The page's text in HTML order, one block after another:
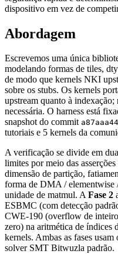
dispositivo em vez de
Abordagem
Escrevemos uma única
modelando formas de tiles,
de modo que kernels NKI
sobre os stubs. Os kernels
upstream quanto à
necessária. O harness está
snapshot do commit a87aaa44
tutoriais e 5 kernels da
A verificação se divide em
limites por meio das
dimensão de partição,
forma de DMA / elementwise
unidade de matmul. AFase 2
ESBMC (com detecção
CWE-190 (overflow de
zero) na aritmética de índices
kernels. Ambas as fases
solver SMT Bitwuzla padrão.